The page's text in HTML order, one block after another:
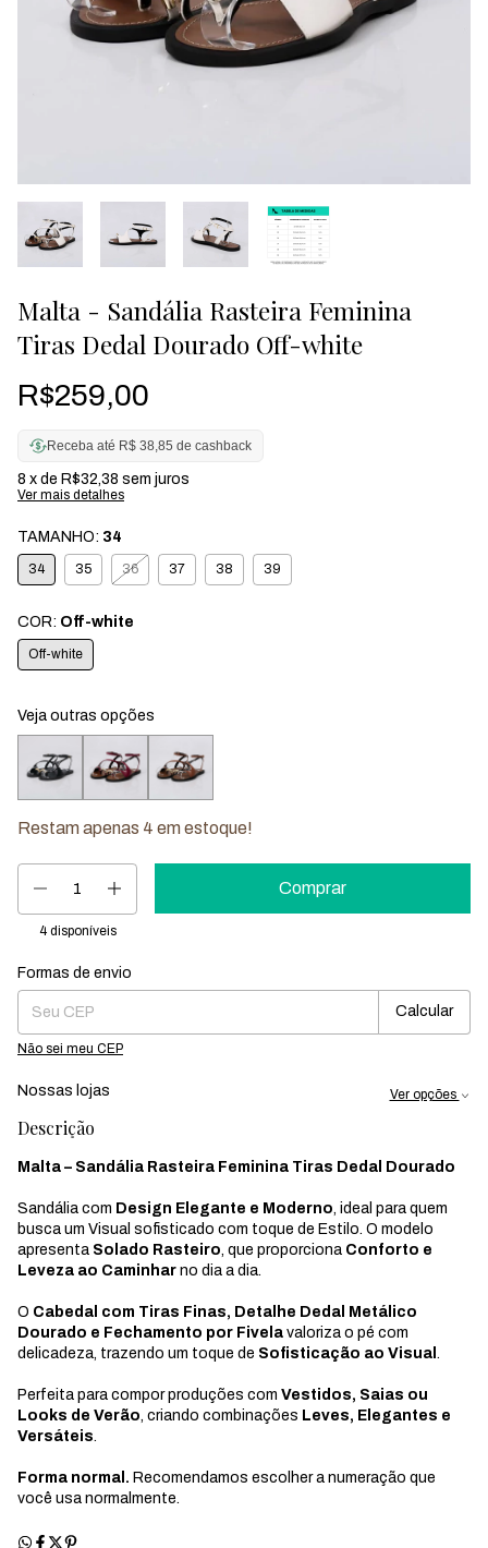
Malta - Sandália Rasteira Feminina
Tiras Dedal Dourado Off-white
R$259,00
Receba até R$ 38,85 de cashback
8 x de R$32,38 sem juros
Ver mais detalhes
TAMANHO: 34
34 35 36 37 38 39
COR: Off-white
Off-white
Veja outras opções
Restam apenas 4 em estoque!
4 disponíveis
Entregas para o CEP:
Formas de envio
Calcular
Não sei meu CEP
Nossas lojas Ver opções
Descrição
Malta – Sandália Rasteira Feminina Tiras Dedal Dourado
Sandália com Design Elegante e Moderno, ideal para quem
busca um Visual sofisticado com toque de Estilo. O modelo
apresenta Solado Rasteiro, que proporciona Conforto e
Leveza ao Caminhar no dia a dia.
O Cabedal com Tiras Finas, Detalhe Dedal Metálico
Dourado e Fechamento por Fivela valoriza o pé com
delicadeza, trazendo um toque de Sofisticação ao Visual .
Perfeita para compor produções com Vestidos, Saias ou
Looks de Verão, criando combinações Leves, Elegantes e
Versáteis.
Forma normal. Recomendamos escolher a numeração que
você usa normalmente.